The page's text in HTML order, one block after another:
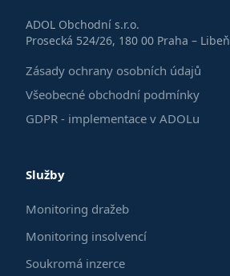
ADOL Obchodní s.r.o.
Prosecká 524/26, 180 00 Praha – Libeň
Zásady ochrany osobních údajů
Všeobecné obchodní podmínky
GDPR - implementace v ADOLu
Služby
Monitoring dražeb
Monitoring insolvencí
Soukromá inzerce